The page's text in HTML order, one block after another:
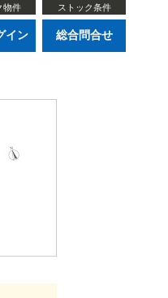
物件 ストック条件
イン 総合問合せ